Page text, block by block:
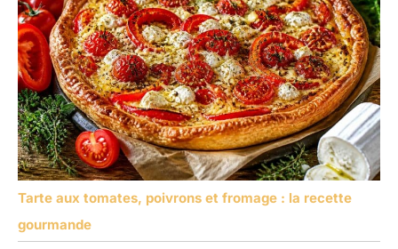
Tarte aux tomates, poivrons et fromage : la recette
gourmande